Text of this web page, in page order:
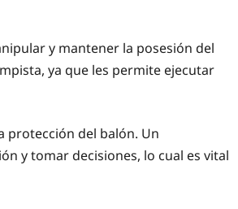
y mantener la posesión del
ya que les permite ejecutar
protección del balón. Un
y tomar decisiones, lo cual es vital